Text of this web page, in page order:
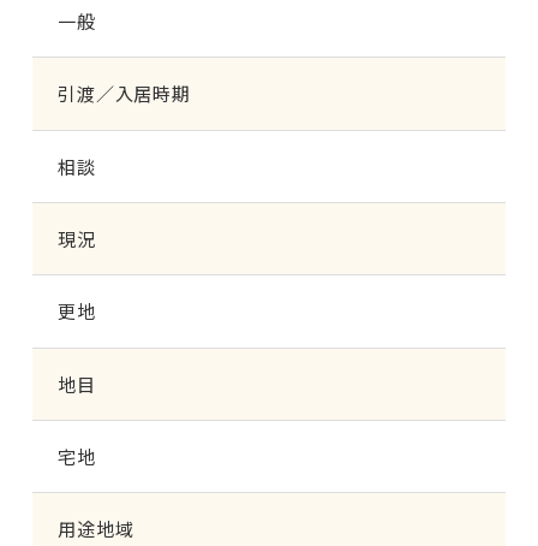
一般
引渡／入居時期
相談
現況
更地
地目
宅地
用途地域